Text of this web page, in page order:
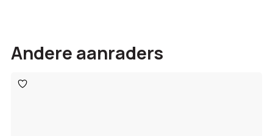
Andere aanraders
Toevoegen
aan